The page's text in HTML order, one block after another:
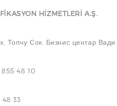
HİZMETLERİ A.Ş.
Топчу Сок. Бизнис центар
48 10
48 33